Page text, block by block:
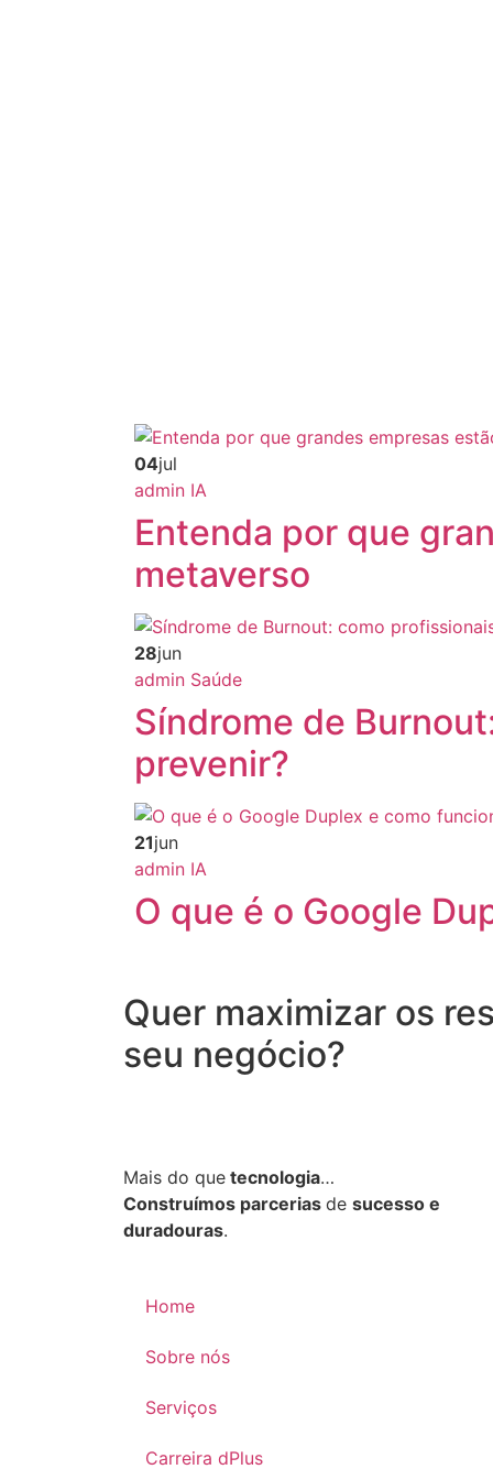
04jul
admin IA
Entenda por que
metaverso
28jun
admin Saúde
Síndrome de
prevenir?
21jun
admin IA
O que é o Google
Quer maximizar os
seu negócio?
Mais do que tecnologia…
Construímos parcerias de sucesso e
duradouras.
Home
Sobre nós
Serviços
Carreira dPlus